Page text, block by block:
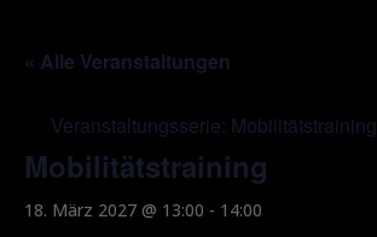
« Alle Veranstaltungen
Veranstaltungsserie: Mobilitätstraining
Mobilitätstraining
18. März 2027 @ 13:00 - 14:00